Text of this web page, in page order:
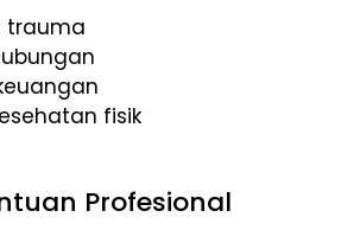
trauma
fisik
Profesional